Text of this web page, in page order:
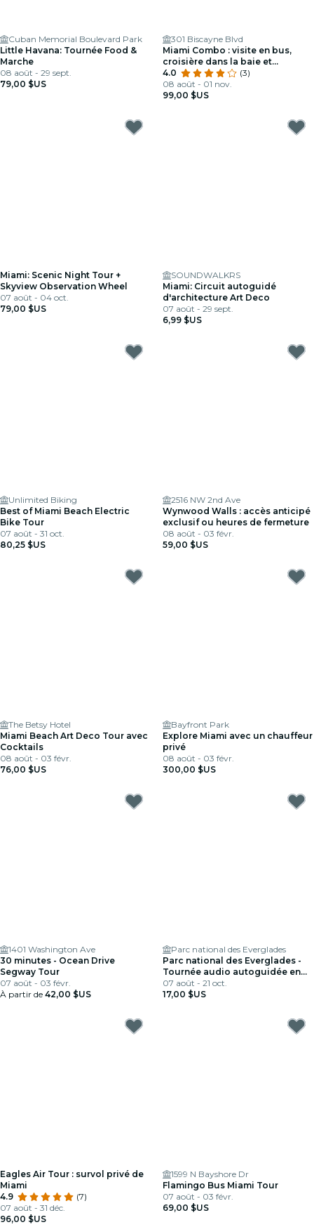
Cuban Memorial Boulevard Park
Little Havana: Tournée Food &
Marche
08 août - 29 sept.
79,00 $US
301 Biscayne Blvd
Miami Combo : visite en bus,
croisière dans la baie et
Everglades
4.0
(3)
08 août - 01 nov.
99,00 $US
Miami: Scenic Night Tour +
Skyview Observation Wheel
07 août - 04 oct.
79,00 $US
SOUNDWALKRS
Miami: Circuit autoguidé
d'architecture Art Deco
07 août - 29 sept.
6,99 $US
Unlimited Biking
Best of Miami Beach Electric
Bike Tour
07 août - 31 oct.
80,25 $US
2516 NW 2nd Ave
Wynwood Walls : accès anticipé
exclusif ou heures de fermeture
08 août - 03 févr.
59,00 $US
The Betsy Hotel
Miami Beach Art Deco Tour avec
Cocktails
08 août - 03 févr.
76,00 $US
Bayfront Park
Explore Miami avec un chauffeur
privé
08 août - 03 févr.
300,00 $US
1401 Washington Ave
30 minutes - Ocean Drive
Segway Tour
07 août - 03 févr.
À partir de 42,00 $US
Parc national des Everglades
Parc national des Everglades -
Tournée audio autoguidée en
voiture
07 août - 21 oct.
17,00 $US
Eagles Air Tour : survol privé de
Miami
4.9
(7)
07 août - 31 déc.
96,00 $US
1599 N Bayshore Dr
Flamingo Bus Miami Tour
07 août - 03 févr.
69,00 $US